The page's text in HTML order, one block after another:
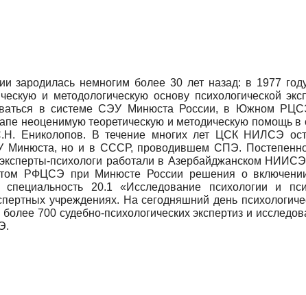
зародилась немногим более 30 лет назад: в 1977
и методологическую основу психологической
в системе СЭУ Минюста России, в Южном
неоценимую теоретическую и методическую помощь
Ениколопов. В течение многих лет ЦСК НИЛСЭ
Минюста, но и в СССР, проводившем СПЭ.
психологи работали в Азербайджанском
РФЦСЭ при Минюсте России решения о включении
20.1 «Исследование психологии и
учреждениях. На сегодняшний день
700 судебно-психологических экспертиз и